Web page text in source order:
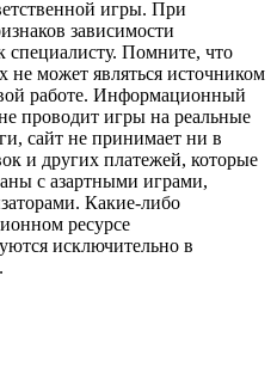
игры. При
зависимости
специалисту. Помните, что
не может являться источником
работе. Информационный
проводит игры на реальные
сайт не принимает ни в
и других платежей, которые
с азартными играми,
Какие-либо
ресурсе
исключительно в